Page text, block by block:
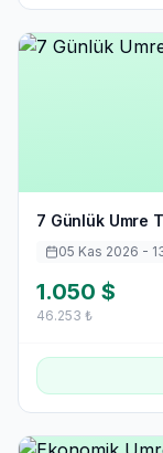
7 Günlük Umre
05 Kas 2026 -
1.050 $
46.253 ₺